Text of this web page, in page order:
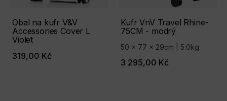
Obal na kufr V&V
Accessories Cover L
Violet
319,00 Kč
Kufr VnV Travel Rhine-
75СМ - modrý
50 x 77 x 29cm | 5.0kg
3 295,00 Kč